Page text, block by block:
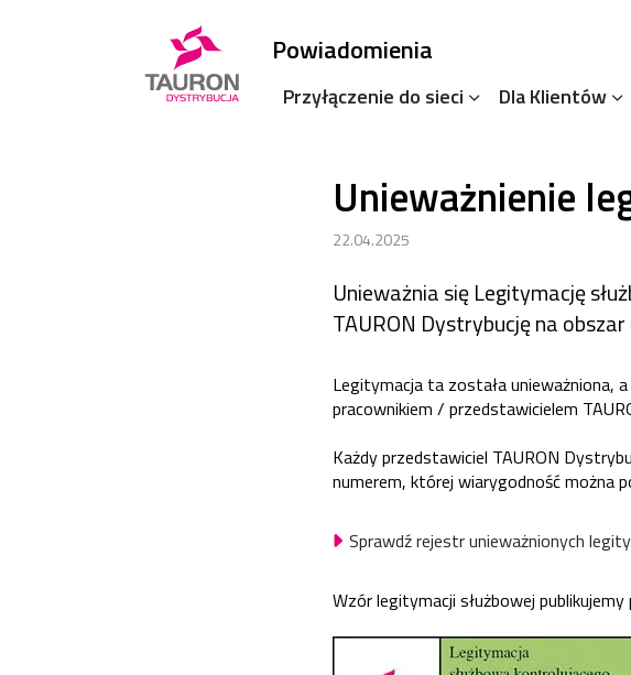
Powiadomienia
Przyłączenie do sieci Dla Klientów
Unieważnienie
22.04.2025
Unieważnia się Legitymację
TAURON Dystrybucję na obszar
Legitymacja ta została unieważniona,
pracownikiem / przedstawicielem
Każdy przedstawiciel TAURON
numerem, której wiarygodność można
Sprawdź rejestr unieważnionych
Wzór legitymacji służbowej publikujemy